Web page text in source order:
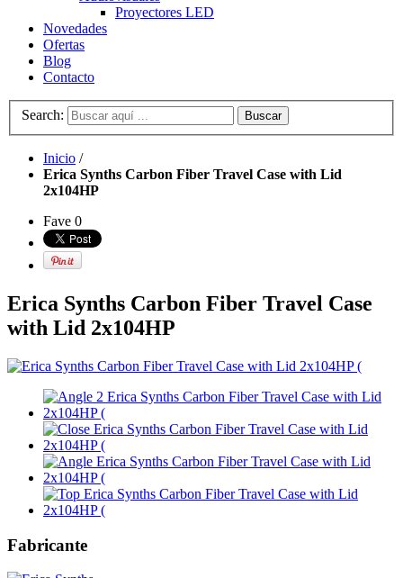
Proyectores LED
Novedades
Ofertas
Blog
Contacto
Search: Buscar
Inicio /
Erica Synths Carbon Fiber Travel Case with Lid
2x104HP
Fave 0
Erica Synths Carbon Fiber Travel Case
with Lid 2x104HP
Fabricante